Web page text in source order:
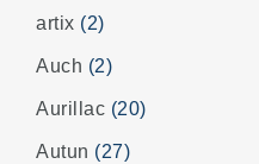
artix (2)
Auch (2)
Aurillac (20)
Autun (27)